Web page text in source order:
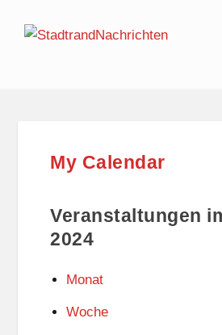
My Calendar
Veranstaltungen
2024
Monat
Woche